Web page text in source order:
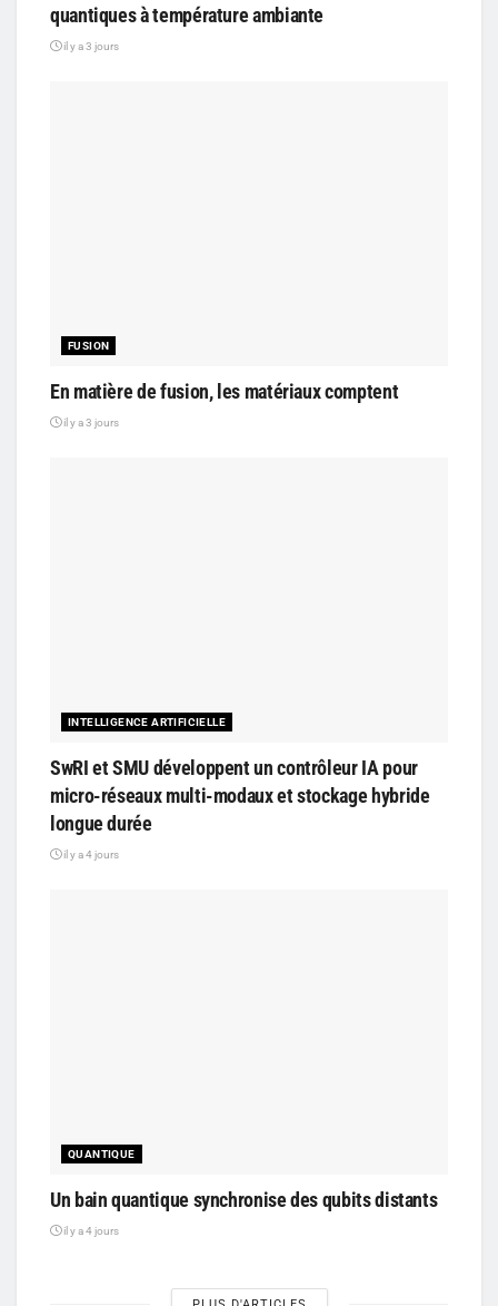
quantiques à température ambiante
il y a 3 jours
FUSION
En matière de fusion, les matériaux comptent
il y a 3 jours
INTELLIGENCE ARTIFICIELLE
SwRI et SMU développent un contrôleur IA pour
micro-réseaux multi-modaux et stockage hybride
longue durée
il y a 4 jours
QUANTIQUE
Un bain quantique synchronise des qubits distants
il y a 4 jours